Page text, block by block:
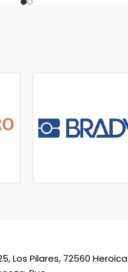
Los Pilares, 72560 Heroica